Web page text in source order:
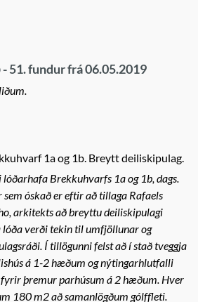
51. fundur frá 06.05.2019
1a og 1b. Breytt deiliskipulag.
Brekkuhvarfs 1a og 1b, dags.
óskað er eftir að tillaga Rafaels
arkitekts að breyttu deiliskipulagi
verði tekin til umfjöllunar og
Í tillögunni felst að í stað tveggja
á 1-2 hæðum og nýtingarhlutfalli
þremur parhúsum á 2 hæðum. Hver
180 m2 að samanlögðum gólffleti.